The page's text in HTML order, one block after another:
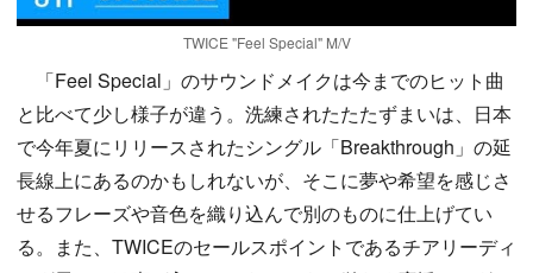
TWICE "Feel Special" M/V
「Feel Special」のサウンドメイクは今までのヒット曲
と比べて少し様子が違う。洗練されたたたずまいは、日本
で今年夏にリリースされたシングル「Breakthrough」の延
長線上にあるのかもしれないが、そこに夢や希望を感じさ
せるフレーズや音色を織り込んで別のものに仕上げてい
る。また、TWICEのセールスポイントであるチアリーディ